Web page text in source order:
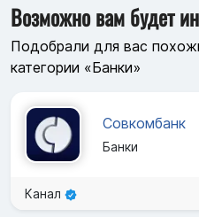
Возможно вам будет
Подобрали для вас
категории «Банки»
Совкомбанк
Банки
Канал